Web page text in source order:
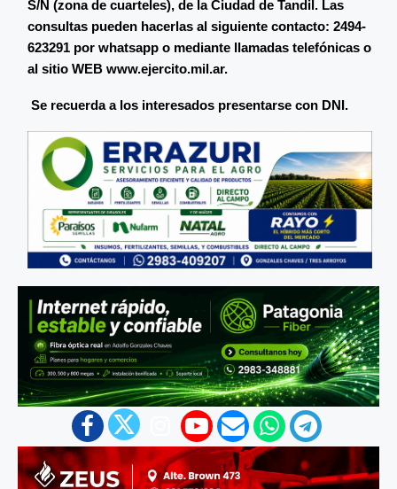
S/N (zona de cuarteles), de la Ciudad de Tandil. Las
consultas pueden hacerlas al siguiente contacto: 2494-
623291 por whatsapp o mediante llamadas telefónicas o
al sitio WEB www.ejercito.mil.ar.
Se recuerda a los interesados presentarse con DNI.